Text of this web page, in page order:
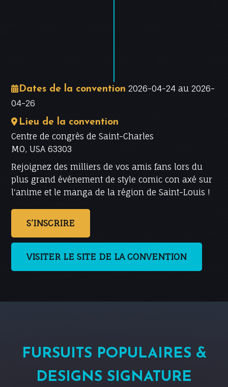
Dates de la convention 2026-04-24 au 2026-
04-26
Lieu de la convention
Centre de congrès de Saint-Charles
MO, USA 63303
Rejoignez des milliers de vos amis fans lors du
plus grand événement de style comic con axé sur
l'anime et le manga de la région de Saint-Louis !
S’INSCRIRE
VISITER LE SITE DE LA CONVENTION
FURSUITS POPULAIRES &
DESIGNS SIGNATURE